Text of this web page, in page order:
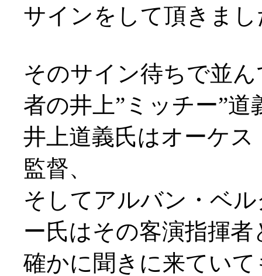
サインをして頂きま
そのサイン待ちで並
者の井上”ミッチー”道
井上道義氏はオーケ
監督、
そしてアルバン・ベ
ー氏はその客演指揮
確かに聞きに来てい